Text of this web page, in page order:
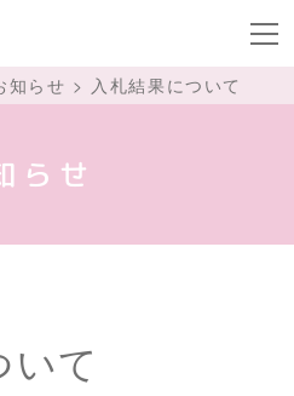
ボ
知らせ > 入札結果について
らせ
いて